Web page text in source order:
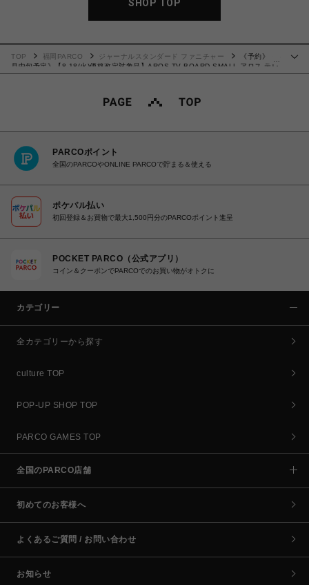
SHOP TOP
TOP 福岡PARCO ジャーナルスタンダード ファニチャー
《予約》《8
月中旬予定》【8.18(火)価格改定対象品】AROS TV BOARD SMALL アロス テレ
ビ ボード スモール 702
PARCOポイント
全国のPARCOやONLINE PARCOで貯まる＆使える
ポケパル払い
初回登録＆お買物で最大1,500円分のPARCOポイント進呈
POCKET PARCO（公式アプリ）
コイン＆クーポンでPARCOでのお買い物がオトクに
カテゴリー
全カテゴリーから探す
culture TOP
POP-UP SHOP TOP
PARCO GAMES TOP
全国のPARCO店舗
初めてのお客様へ
よくあるご質問 / お問い合わせ
お知らせ